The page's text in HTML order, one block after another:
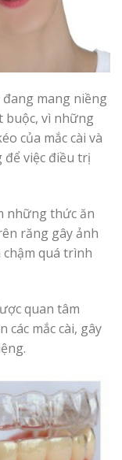
đang mang niềng
buộc, vì những
của mắc cài và
việc điều trị
những thức ăn
răng gây ảnh
chậm quá trình
quan tâm
các mắc cài, gây